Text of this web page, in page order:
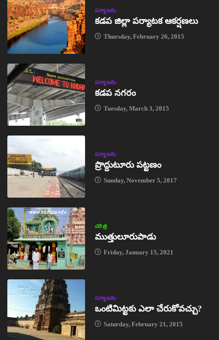
పర్యాటకం
కడప జిల్లా పర్యాటక ఆకర్షణలు
Thursday, February 26, 2015
పర్యాటకం
కడప నగరం
Tuesday, March 3, 2015
పర్యాటకం
ప్రొద్దుటూరు పట్టణం
Sunday, November 5, 2017
చరిత్ర
ముత్తులూరుపాడు
Friday, January 15, 2021
పర్యాటకం
ఒంటిమిట్టకు ఎలా చేరుకోవచ్చు?
Saturday, February 21, 2015